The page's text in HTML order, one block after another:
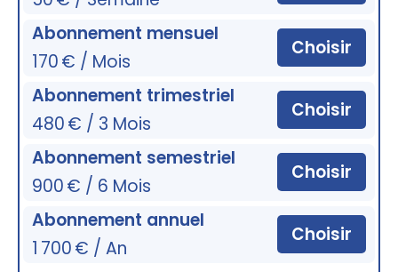
Abonnement mensuel
170 € / Mois
Choisir
Abonnement trimestriel
480 € / 3 Mois
Choisir
Abonnement semestriel
900 € / 6 Mois
Choisir
Abonnement annuel
1 700 € / An
Choisir